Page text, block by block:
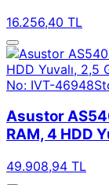
16.256,40 TL
No: IVT-46948
Asustor
RAM, 4 HDD
49.908,94 TL